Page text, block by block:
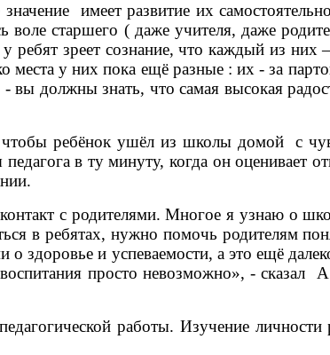
имеет развитие их
старшего ( даже учителя, даже
ребят зреет сознание, что каждый из
у них пока ещё разные : их - за
вы должны знать, что самая высокая
ребёнок ушёл из школы домой с
в ту минуту, когда он оценивает
с родителями. Многое я узнаю о
в ребятах, нужно помочь родителям
здоровье и успеваемости, а это ещё
просто невозможно», -
работы. Изучение